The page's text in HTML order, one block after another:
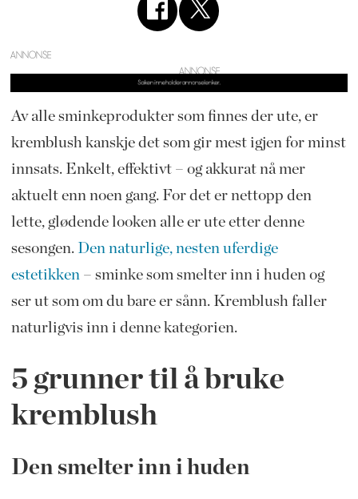
ANNONSE
Av alle sminkeprodukter som finnes der ute, er
kremblush kanskje det som gir mest igjen for minst
innsats. Enkelt, effektivt – og akkurat nå mer
aktuelt enn noen gang. For det er nettopp den
lette, glødende looken alle er ute etter denne
sesongen. Den naturlige, nesten uferdige
estetikken– sminke som smelter inn i huden og
ser ut som om du bare er sånn. Kremblush faller
naturligvis inn i denne kategorien.
5 grunner til å bruke
kremblush
Den smelter inn i huden